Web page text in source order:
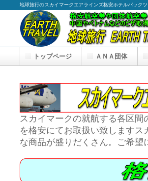
地球旅行のスカイマークエアラインズ格安ホテルパック
スカイマークの就航する各区
を格安にてお取扱い致します
な商品が盛りだくさん。ご希
トップページ ＡＮＡ団体